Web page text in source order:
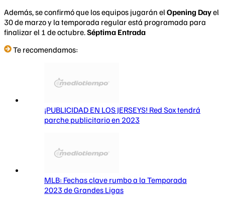
Además, se confirmó que los equipos jugarán elOpening Dayel
30 de marzo y la temporada regular está programada para
finalizar el 1 de octubre.Séptima Entrada
Te recomendamos:
¡PUBLICIDAD EN LOS JERSEYS! Red Sox tendrá
parche publicitario en 2023
MLB: Fechas clave rumbo a la Temporada
2023 de Grandes Ligas